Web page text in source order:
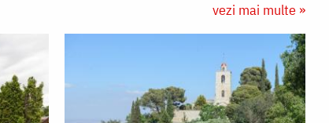
vezi mai multe »